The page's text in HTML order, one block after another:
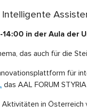
Intelligente
in der Aula der
das auch für die
für
das AAL FORUM
Aktivitäten in Österreich